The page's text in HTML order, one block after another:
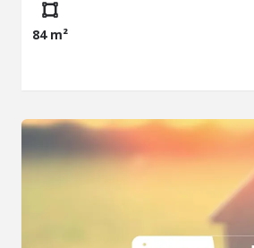
Terrain clos et arboré, 460 m² -
roulants électriques - chauffage gaz
estimé des dépenses annuelles
standard entre 1650 € et 2270 € :
auxquels ce bien est exposé sont
Géorisques : www. georisques. gouv.
84 m²